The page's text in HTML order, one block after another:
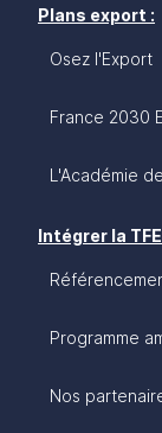
Plans export :
Osez l'Export
France 2030
L'Académie
Intégrer la
Programme
Nos